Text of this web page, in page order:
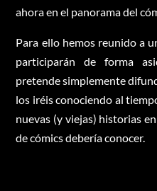
ahora en el panorama del
Para ello hemos reunido a
participarán de forma
pretende simplemente
los iréis conociendo al
nuevas (y viejas) historias
de cómics debería conocer.